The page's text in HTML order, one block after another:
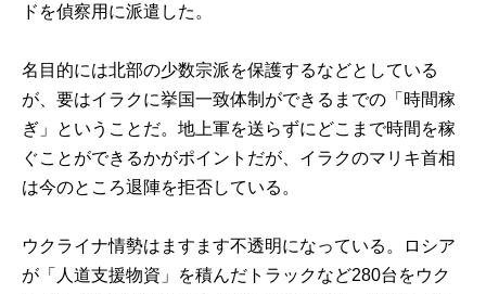
ドを偵察用に派遣した。
名目的には北部の少数宗派を保護するなどとしている
が、要はイラクに挙国一致体制ができるまでの「時間稼
ぎ」ということだ。地上軍を送らずにどこまで時間を稼
ぐことができるかがポイントだが、イラクのマリキ首相
は今のところ退陣を拒否している。
ウクライナ情勢はますます不透明になっている。ロシア
が「人道支援物資」を積んだトラックなど280台をウク